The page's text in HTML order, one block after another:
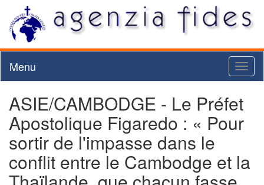
Menu
ASIE/CAMBODGE - Le Préfet
Apostolique Figaredo : « Pour
sortir de l'impasse dans le
conflit entre le Cambodge et la